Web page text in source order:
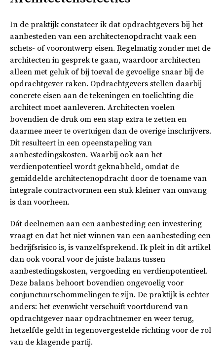
In de praktijk constateer ik dat opdrachtgevers bij het
aanbesteden van een architectenopdracht vaak een
schets- of voorontwerp eisen. Regelmatig zonder met de
architecten in gesprek te gaan, waardoor architecten
alleen met geluk of bij toeval de gevoelige snaar bij de
opdrachtgever raken. Opdrachtgevers stellen daarbij
concrete eisen aan de tekeningen en toelichting die
architect moet aanleveren. Architecten voelen
bovendien de druk om een stap extra te zetten en
daarmee meer te overtuigen dan de overige inschrijvers.
Dit resulteert in een opeenstapeling van
aanbestedingskosten. Waarbij ook aan het
verdienpotentieel wordt geknabbeld, omdat de
gemiddelde architectenopdracht door de toename van
integrale contractvormen een stuk kleiner van omvang
is dan voorheen.
Dát deelnemen aan een aanbesteding een investering
vraagt en dat het niet winnen van een aanbesteding een
bedrijfsrisico is, is vanzelfsprekend. Ik pleit in dit artikel
dan ook vooral voor de juiste balans tussen
aanbestedingskosten, vergoeding en verdienpotentieel.
Deze balans behoort bovendien ongevoelig voor
conjunctuurschommelingen te zijn. De praktijk is echter
anders: het evenwicht verschuift voortdurend van
opdrachtgever naar opdrachtnemer en weer terug,
hetzelfde geldt in tegenovergestelde richting voor de rol
van de klagende partij.